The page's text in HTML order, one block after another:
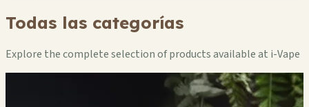
Todas las categorías
Explore the complete selection of products available at i-Vape